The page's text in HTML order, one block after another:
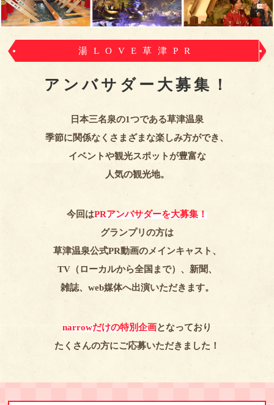
湯LOVE草津PR
アンバサダー大募集！
日本三名泉の1つである草津温泉
季節に関係なくさまざまな楽しみ方ができ、
イベントや観光スポットが豊富な
人気の観光地。
今回はPRアンバサダーを大募集！
グランプリの方は
草津温泉公式PR動画のメインキャスト、
TV（ローカルから全国まで）、新聞、
雑誌、web媒体へ出演いただきます。
narrowだけの特別企画となっており
たくさんの方にご応募いただきました！